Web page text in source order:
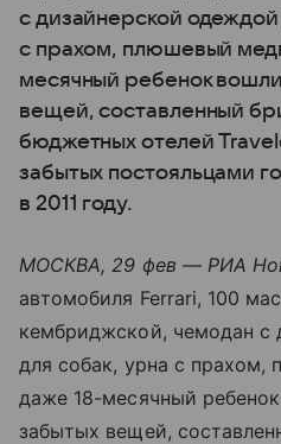
с дизайнерской
с прахом, плюшевый
месячный ребенок
вещей, составленный
бюджетных отелей
забытых постояльцами
в 2011 году.
МОСКВА, 29 фев — РИА
автомобиля Ferrari, 100
кембриджской, чемодан с
для собак, урна с
даже 18-месячный
забытых вещей,